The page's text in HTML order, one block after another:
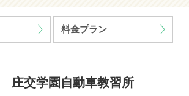
料金プラン
庄交学園自動車教習所